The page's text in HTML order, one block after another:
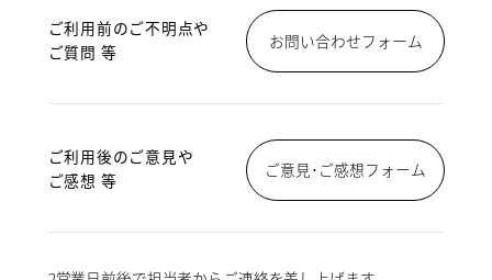
ご利用前のご不明点や
ご質問 等
お問い合わせフォーム
ご利用後のご意見や
ご感想 等
ご意見･ご感想フォーム